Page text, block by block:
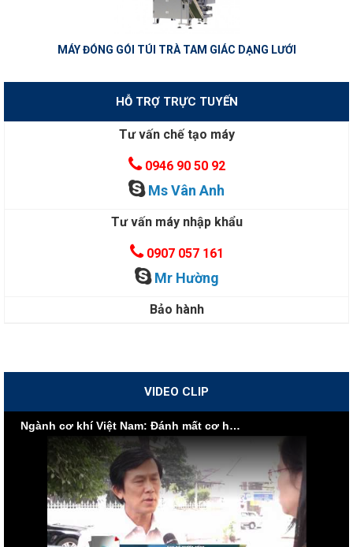
MÁY ĐÓNG GÓI TÚI TRÀ TAM GIÁC DẠNG LƯỚI
HỖ TRỢ TRỰC TUYẾN
Tư vấn chế tạo máy
0946 90 50 92
Ms Vân Anh
Tư vấn máy nhập khẩu
0907 057 161
Mr Hường
Bảo hành
VIDEO CLIP
Ngành cơ khí Việt Nam: Đánh mất cơ hội vì nội lực yếu